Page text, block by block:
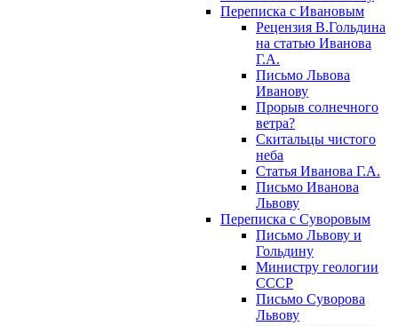
Переписка с Ивановым
Рецензия В.Гольдина
на статью Иванова
Г.А.
Письмо Львова
Иванову
Прорыв солнечного
ветра?
Скитальцы чистого
неба
Статья Иванова Г.А.
Письмо Иванова
Львову
Переписка с Суворовым
Письмо Львову и
Гольдину
Министру геологии
СССР
Письмо Суворова
Львову